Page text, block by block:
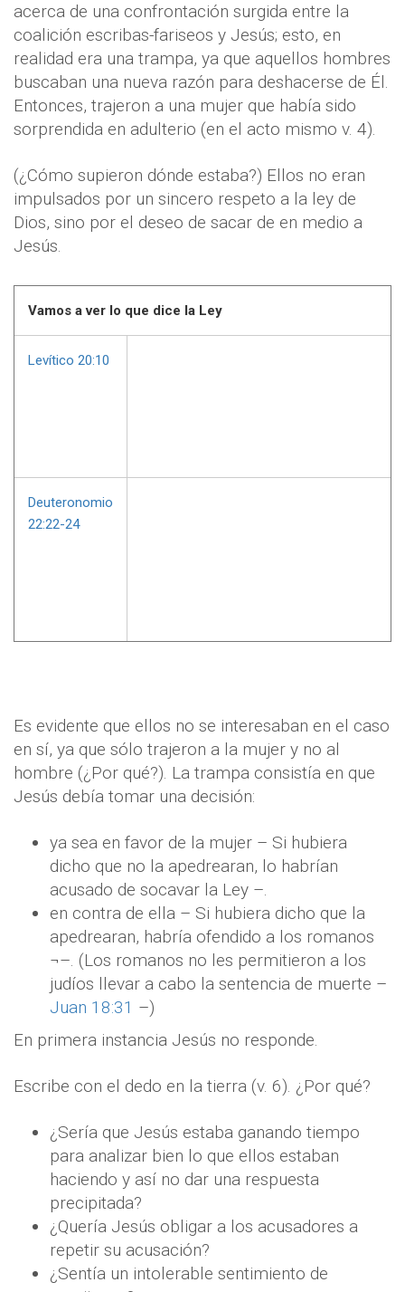
acerca de una confrontación surgida entre la
coalición escribas-fariseos y Jesús; esto, en
realidad era una trampa, ya que aquellos hombres
buscaban una nueva razón para deshacerse de Él.
Entonces, trajeron a una mujer que había sido
sorprendida en adulterio (en el acto mismo v. 4).
(¿Cómo supieron dónde estaba?) Ellos no eran
impulsados por un sincero respeto a la ley de
Dios, sino por el deseo de sacar de en medio a
Jesús.
Vamos a ver lo que dice la Ley
Levítico 20:10
Deuteronomio
22:22-24
Es evidente que ellos no se interesaban en el caso
en sí, ya que sólo trajeron a la mujer y no al
hombre (¿Por qué?). La trampa consistía en que
Jesús debía tomar una decisión:
ya sea en favor de la mujer – Si hubiera
dicho que no la apedrearan, lo habrían
acusado de socavar la Ley –.
en contra de ella – Si hubiera dicho que la
apedrearan, habría ofendido a los romanos
¬–. (Los romanos no les permitieron a los
judíos llevar a cabo la sentencia de muerte –
Juan 18:31 –)
En primera instancia Jesús no responde.
Escribe con el dedo en la tierra (v. 6). ¿Por qué?
¿Sería que Jesús estaba ganando tiempo
para analizar bien lo que ellos estaban
haciendo y así no dar una respuesta
precipitada?
¿Quería Jesús obligar a los acusadores a
repetir su acusación?
¿Sentía un intolerable sentimiento de